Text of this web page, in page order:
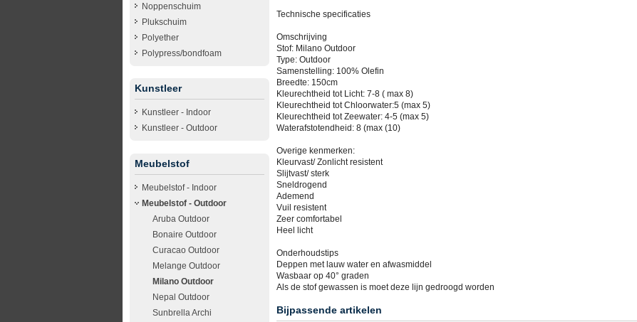
Noppenschuim
Plukschuim
Polyether
Polypress/bondfoam
Kunstleer
Kunstleer - Indoor
Kunstleer - Outdoor
Meubelstof
Meubelstof - Indoor
Meubelstof - Outdoor
Aruba Outdoor
Bonaire Outdoor
Curacao Outdoor
Melange Outdoor
Milano Outdoor
Nepal Outdoor
Sunbrella Archi
Technische specificaties
Omschrijving
Stof: Milano Outdoor
Type: Outdoor
Samenstelling: 100% Olefin
Breedte: 150cm
Kleurechtheid tot Licht: 7-8 ( max 8)
Kleurechtheid tot Chloorwater:5 (max 5)
Kleurechtheid tot Zeewater: 4-5 (max 5)
Waterafstotendheid: 8 (max (10)
Overige kenmerken:
Kleurvast/ Zonlicht resistent
Slijtvast/ sterk
Sneldrogend
Ademend
Vuil resistent
Zeer comfortabel
Heel licht
Onderhoudstips
Deppen met lauw water en afwasmiddel
Wasbaar op 40° graden
Als de stof gewassen is moet deze lijn gedroogd worden
Bijpassende artikelen